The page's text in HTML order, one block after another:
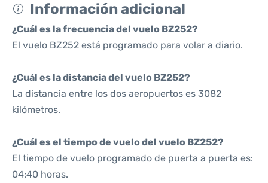
Información adicional
¿Cuál es la frecuencia del vuelo BZ252?
El vuelo BZ252 está programado para volar a diario.
¿Cuál es la distancia del vuelo BZ252?
La distancia entre los dos aeropuertos es 3082
kilómetros.
¿Cuál es el tiempo de vuelo del vuelo BZ252?
El tiempo de vuelo programado de puerta a puerta es:
04:40 horas.